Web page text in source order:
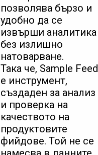
позволява бързо и
удобно да се
извърши аналитика
без излишно
натоварване.
Така че, Sample Feed
е инструмент,
създаден за анализ
и проверка на
качеството на
продуктовите
фийдове. Той не се